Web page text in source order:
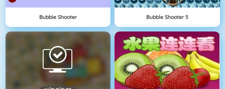
Bubble Shooter Bubble Shooter 5